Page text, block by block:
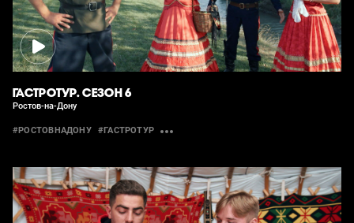
ГАСТРОТУР. СЕЗОН 6
Ростов-на-Дону
#РОСТОВНАДОНУ #ГАСТРОТУР